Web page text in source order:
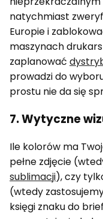
natychmiast
Europie i
maszynach
zaplanować
prowadzi do
prostu nie da się
7. Wytyczne
Ile kolorów ma
pełne zdjęcie
sublimacji), czy
(wtedy
księgi znaku do